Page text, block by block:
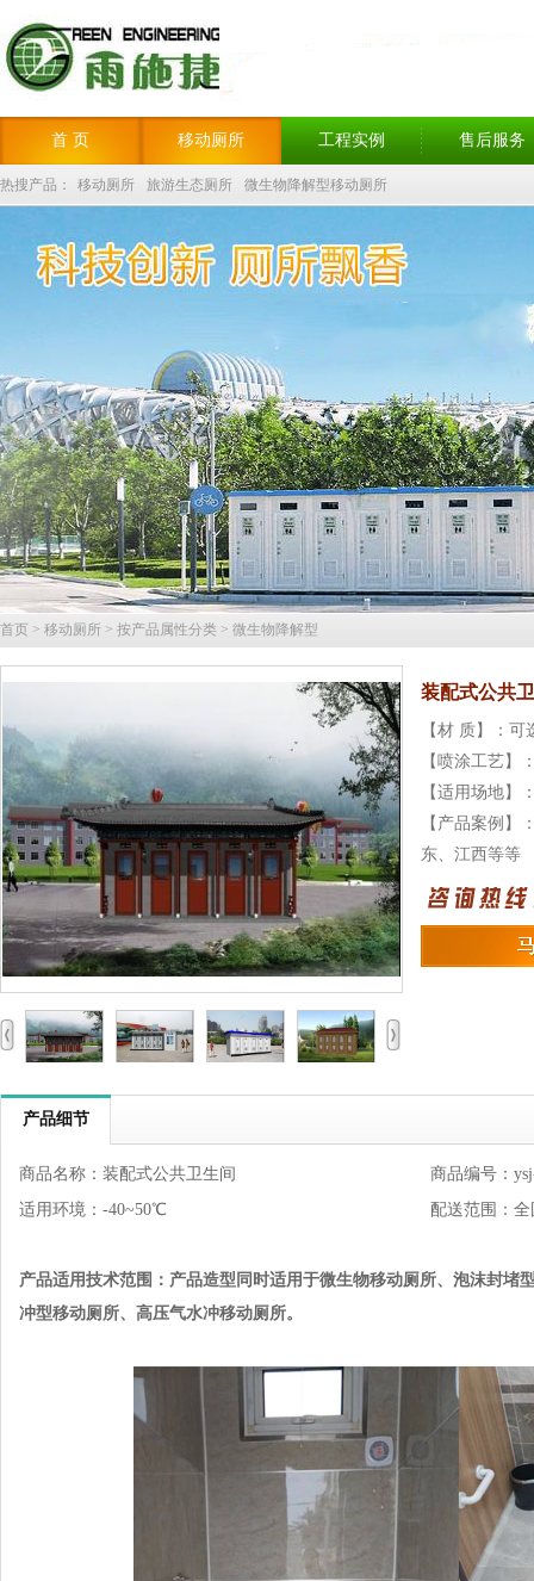
首 页 移动厕所 工程实例 售后服务
热搜产品： 移动厕所 旅游生态厕所 微生物降解型移动厕所
首页 > 移动厕所 > 按产品属性分类 > 微生物降解型
装配式公共
【材 质】：
【喷涂工艺】
【适用场地】
【产品案例】
东、江西等等
产品细节
商品名称：装配式公共卫生间
商品编号：
适用环境：-40~50℃
配送范围：全
产品适用技术范围： 产品造型同时适用于微生物移动厕所、泡沫封堵
冲型移动厕所、高压气水冲移动厕所。